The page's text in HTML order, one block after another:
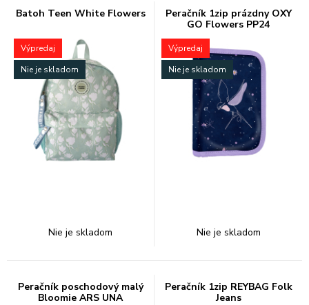
Batoh Teen White Flowers
Výpredaj
Nie je skladom
Nie je skladom
Peračník 1zip prázdny OXY
GO Flowers PP24
Výpredaj
Nie je skladom
Nie je skladom
Peračník poschodový malý
Bloomie ARS UNA
Peračník 1zip REYBAG Folk
Jeans